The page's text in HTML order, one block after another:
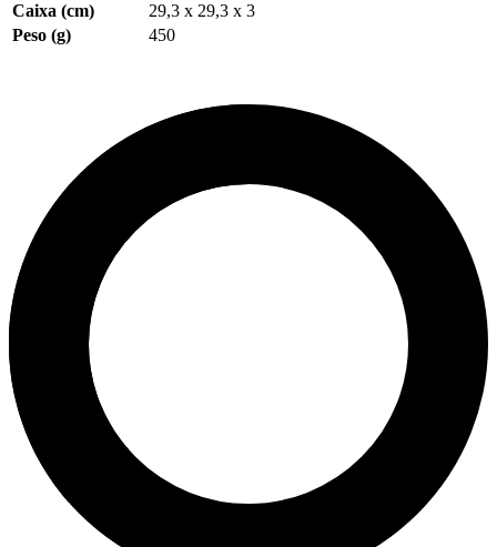
Caixa (cm)
29,3 x 29,3 x 3
Peso (g)
450